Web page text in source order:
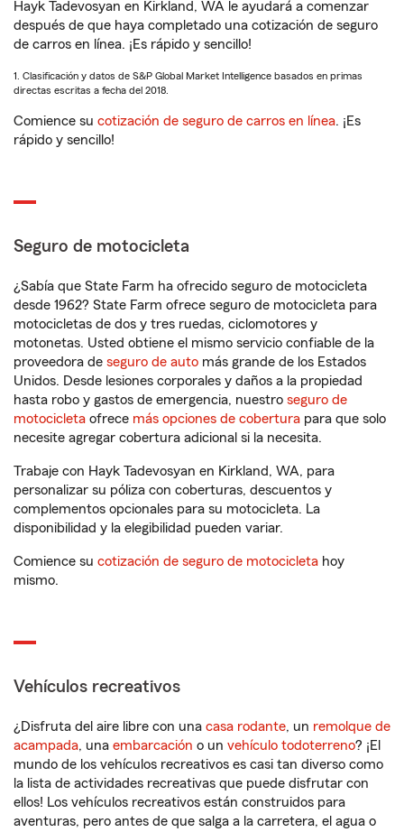
Hayk Tadevosyan en Kirkland, WA le ayudará a comenzar
después de que haya completado una cotización de seguro
de carros en línea. ¡Es rápido y sencillo!
1. Clasificación y datos de S&P Global Market Intelligence basados en primas
directas escritas a fecha del 2018.
Comience su cotización de seguro de carros en línea. ¡Es
rápido y sencillo!
Seguro de motocicleta
¿Sabía que State Farm ha ofrecido seguro de motocicleta
desde 1962? State Farm ofrece seguro de motocicleta para
motocicletas de dos y tres ruedas, ciclomotores y
motonetas. Usted obtiene el mismo servicio confiable de la
proveedora de seguro de auto más grande de los Estados
Unidos. Desde lesiones corporales y daños a la propiedad
hasta robo y gastos de emergencia, nuestro seguro de
motocicleta ofrece más opciones de cobertura para que solo
necesite agregar cobertura adicional si la necesita.
Trabaje con Hayk Tadevosyan en Kirkland, WA, para
personalizar su póliza con coberturas, descuentos y
complementos opcionales para su motocicleta. La
disponibilidad y la elegibilidad pueden variar.
Comience su cotización de seguro de motocicleta hoy
mismo.
Vehículos recreativos
¿Disfruta del aire libre con una casa rodante, un remolque de
acampada, una embarcación o un vehículo todoterreno? ¡El
mundo de los vehículos recreativos es casi tan diverso como
la lista de actividades recreativas que puede disfrutar con
ellos! Los vehículos recreativos están construidos para
aventuras, pero antes de que salga a la carretera, el agua o